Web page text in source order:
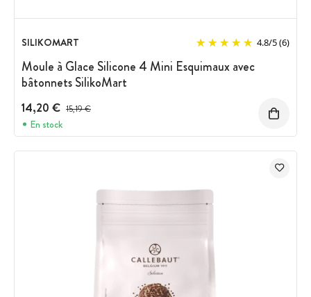
SILIKOMART 4.8/5(6)
Moule à Glace Silicone 4 Mini Esquimaux avec
bâtonnets SilikoMart
14,20 € Prix avant réduction :
15,19 €
En stock